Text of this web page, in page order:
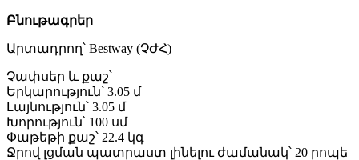
Բնութագրեր
Արտադրող՝ Bestway (ՉԺՀ)
Չափսեր և քաշ՝
Երկարություն՝ 3.05 մ
Լայնություն՝ 3.05 մ
Խորություն՝ 100 սմ
Փաթեթի քաշ՝ 22.4 կգ
Ջրով լցման պատրաստ լինելու ժամանակ՝ 20 րոպե